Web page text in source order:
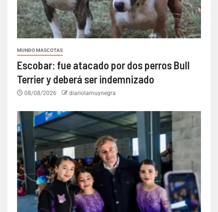
MUNDO MASCOTAS
Escobar: fue atacado por dos perros Bull
Terrier y deberá ser indemnizado
08/08/2026 diariolamuynegra